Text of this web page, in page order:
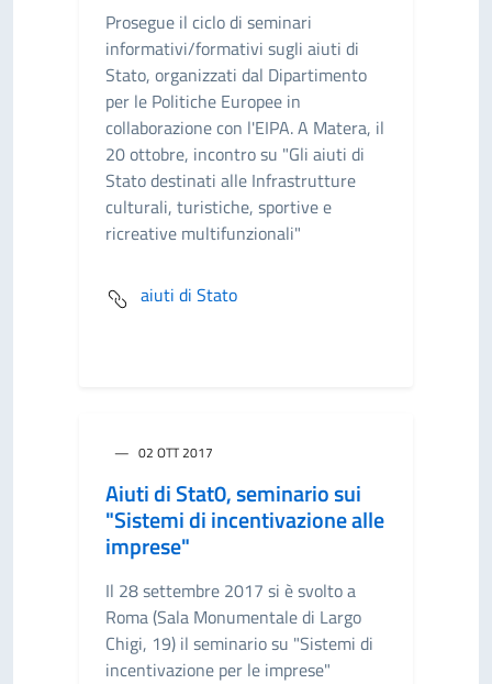
Prosegue il ciclo di seminari
informativi/formativi sugli aiuti di
Stato, organizzati dal Dipartimento
per le Politiche Europee in
collaborazione con l'EIPA. A Matera, il
20 ottobre, incontro su "Gli aiuti di
Stato destinati alle Infrastrutture
culturali, turistiche, sportive e
ricreative multifunzionali"
aiuti di Stato
02 OTT 2017
Aiuti di Stat0, seminario sui
"Sistemi di incentivazione alle
imprese"
Il 28 settembre 2017 si è svolto a
Roma (Sala Monumentale di Largo
Chigi, 19) il seminario su "Sistemi di
incentivazione per le imprese"